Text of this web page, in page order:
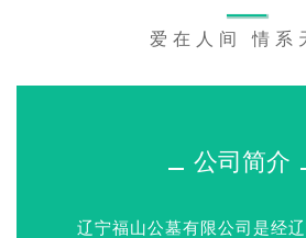
爱在人间 情系
公司简介
辽宁福山公墓有限公司是经